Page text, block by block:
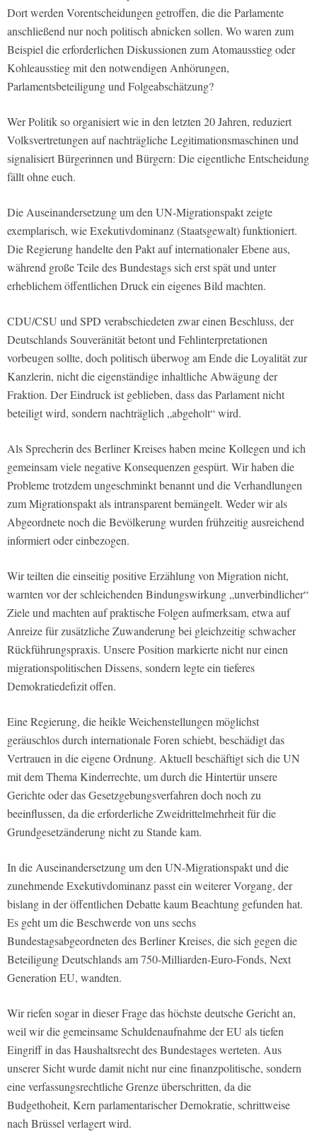
Dort werden Vorentscheidungen getroffen, die die Parlamente
anschließend nur noch politisch abnicken sollen. Wo waren zum
Beispiel die erforderlichen Diskussionen zum Atomausstieg oder
Kohleausstieg mit den notwendigen Anhörungen,
Parlamentsbeteiligung und Folgeabschätzung?
Wer Politik so organisiert wie in den letzten 20 Jahren, reduziert
Volksvertretungen auf nachträgliche Legitimationsmaschinen und
signalisiert Bürgerinnen und Bürgern: Die eigentliche Entscheidung
fällt ohne euch.
Die Auseinandersetzung um den UN‑Migrationspakt zeigte
exemplarisch, wie Exekutivdominanz (Staatsgewalt) funktioniert.
Die Regierung handelte den Pakt auf internationaler Ebene aus,
während große Teile des Bundestags sich erst spät und unter
erheblichem öffentlichen Druck ein eigenes Bild machten.
CDU/CSU und SPD verabschiedeten zwar einen Beschluss, der
Deutschlands Souveränität betont und Fehlinterpretationen
vorbeugen sollte, doch politisch überwog am Ende die Loyalität zur
Kanzlerin, nicht die eigenständige inhaltliche Abwägung der
Fraktion. Der Eindruck ist geblieben, dass das Parlament nicht
beteiligt wird, sondern nachträglich „abgeholt“ wird.
Als Sprecherin des Berliner Kreises haben meine Kollegen und ich
gemeinsam viele negative Konsequenzen gespürt. Wir haben die
Probleme trotzdem ungeschminkt benannt und die Verhandlungen
zum Migrationspakt als intransparent bemängelt. Weder wir als
Abgeordnete noch die Bevölkerung wurden frühzeitig ausreichend
informiert oder einbezogen.
Wir teilten die einseitig positive Erzählung von Migration nicht,
warnten vor der schleichenden Bindungswirkung „unverbindlicher“
Ziele und machten auf praktische Folgen aufmerksam, etwa auf
Anreize für zusätzliche Zuwanderung bei gleichzeitig schwacher
Rückführungspraxis. Unsere Position markierte nicht nur einen
migrationspolitischen Dissens, sondern legte ein tieferes
Demokratiedefizit offen.
Eine Regierung, die heikle Weichenstellungen möglichst
geräuschlos durch internationale Foren schiebt, beschädigt das
Vertrauen in die eigene Ordnung. Aktuell beschäftigt sich die UN
mit dem Thema Kinderrechte, um durch die Hintertür unsere
Gerichte oder das Gesetzgebungsverfahren doch noch zu
beeinflussen, da die erforderliche Zweidrittelmehrheit für die
Grundgesetzänderung nicht zu Stande kam.
In die Auseinandersetzung um den UN‑Migrationspakt und die
zunehmende Exekutivdominanz passt ein weiterer Vorgang, der
bislang in der öffentlichen Debatte kaum Beachtung gefunden hat.
Es geht um die Beschwerde von uns sechs
Bundestagsabgeordneten des Berliner Kreises, die sich gegen die
Beteiligung Deutschlands am 750-Milliarden-Euro-Fonds, Next
Generation EU, wandten.
Wir riefen sogar in dieser Frage das höchste deutsche Gericht an,
weil wir die gemeinsame Schuldenaufnahme der EU als tiefen
Eingriff in das Haushaltsrecht des Bundestages werteten. Aus
unserer Sicht wurde damit nicht nur eine finanzpolitische, sondern
eine verfassungsrechtliche Grenze überschritten, da die
Budgethoheit, Kern parlamentarischer Demokratie, schrittweise
nach Brüssel verlagert wird.